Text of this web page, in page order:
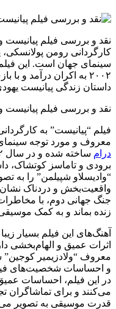
نقد و بررسی فیلم پیانیست
کارگردانی رومن
سینمای جهان است. این
۲۰۰۲ به اکران درآمد و
داستان زندگی پیانیست
نقد و بررسی فیلم پیانیست
فیلم “پیانیست” به
معروف و مورد توجه
درام
برودی و تاماسز کوتشاک،
“وادیسلاو شپیلمن” را به
واقعیت‌بخش و دردناک
جنگ جهانی دوم، با
زنده بماند و به کمک
آهنگ‌های این فیلم بسیار
اثرات عمیق و الهام‌بخشی
معروف “ولادزیمیر
و احساسات شخصیت‌های
در این فیلم، احساسات
می‌کنند و برای تماشاگران
قدرت موسیقی به تصویر